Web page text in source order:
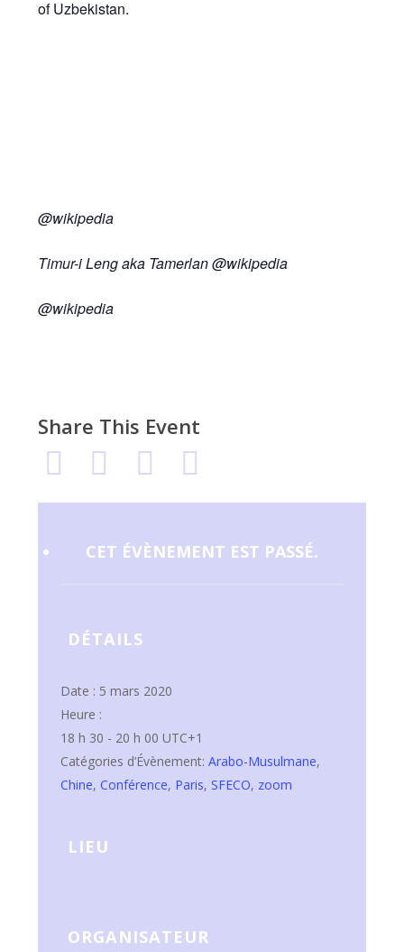
of Uzbekistan.
@wikipedia
Timur-i Leng aka Tamerlan @wikipedia
@wikipedia
Share This Event
CET ÉVÈNEMENT EST PASSÉ.
DÉTAILS
Date : 5 mars 2020
Heure :
18 h 30 - 20 h 00 UTC+1
Catégories d’Évènement: Arabo-Musulmane,
Chine, Conférence, Paris, SFECO, zoom
LIEU
ORGANISATEUR